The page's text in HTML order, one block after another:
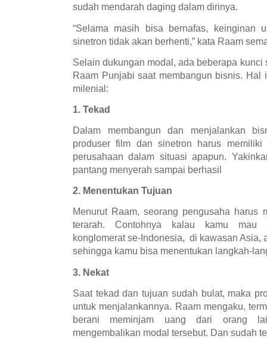
sudah mendarah daging dalam dirinya.
“Selama masih bisa bernafas, keinginan
sinetron tidak akan berhenti,” kata Raam
Selain dukungan modal, ada beberapa
Raam Punjabi saat membangun bisnis. Hal
milenial:
1. Tekad
Dalam membangun dan menjalankan
produser film dan sinetron harus
perusahaan dalam situasi apapun.
pantang menyerah sampai berhasil
2. Menentukan Tujuan
Menurut Raam, seorang pengusaha harus
terarah. Contohnya kalau kamu mau
konglomerat se-Indonesia, di kawasan Asia,
sehingga kamu bisa menentukan langkah-
3. Nekat
Saat tekad dan tujuan sudah bulat, maka
untuk menjalankannya. Raam mengaku,
berani meminjam uang dari orang
mengembalikan modal tersebut. Dan sudah